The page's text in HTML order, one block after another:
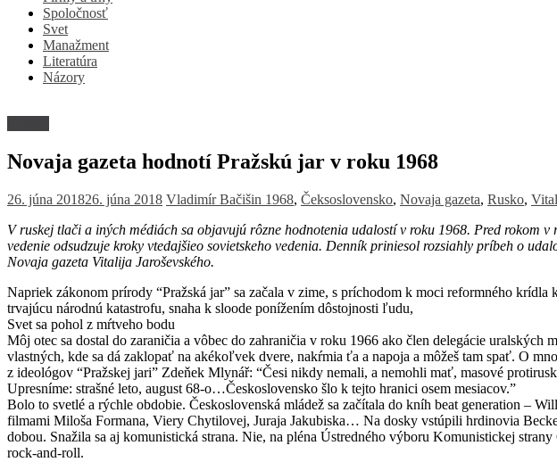
Spoločnosť
Svet
Manažment
Literatúra
Názory
Novaja gazeta hodnotí Pražskú jar v roku 1968
26. júna 201826. júna 2018 Vladimír Bačišin 1968, Čeksoslovensko, Novaja gazeta, Rusko,
V ruskej tlači a iných médiách sa objavujú rôzne hodnotenia udalostí v roku 1968. Pred rokom
vedenie odsudzuje kroky vtedajšieo sovietskeho vedenia. Denník priniesol rozsiahly príbeh o
Novaja gazeta Vitalija Jaroševského.
Napriek zákonom prírody “Pražská jar” sa začala v zime, s príchodom k moci reformného
trvajúcu národnú katastrofu, snaha k sloode ponížením dôstojnosti ľudu,
Svet sa pohol z mŕtveho bodu
Môj otec sa dostal do zaraničia a vôbec do zahraničia v roku 1966 ako člen delegácie
vlastných, kde sa dá zaklopať na akékoľvek dvere, nakŕmia ťa a napoja a môžeš tam spať. O
z ideológov “Pražskej jari” Zdeňek Mlynář: “Česi nikdy nemali, a nemohli mať, masové
Upresníme: strašné leto, august 68-o…Československo šlo k tejto hranici osem mesiacov.”
Bolo to svetlé a rýchle obdobie. Československá mládež sa začítala do kníh beat generation –
filmami Miloša Formana, Viery Chytilovej, Juraja Jakubiska… Na dosky vstúpili hrdinovia
dobou. Snažila sa aj komunistická strana. Nie, na pléna Ústredného výboru Komunistickej
rock-and-roll.